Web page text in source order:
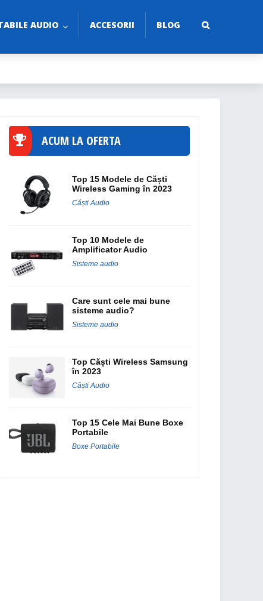
AUDIO ACCESORII BLOG
ACUM LA OFERTA
Top 15 Modele de Căști
Wireless Gaming în 2023
Căști Audio
Top 10 Modele de
Amplificator Audio
Sisteme audio
Care sunt cele mai bune
sisteme audio?
Sisteme audio
Top Căști Wireless Samsung
în 2023
Căști Audio
Top 15 Cele Mai Bune Boxe
Portabile
Boxe Portabile